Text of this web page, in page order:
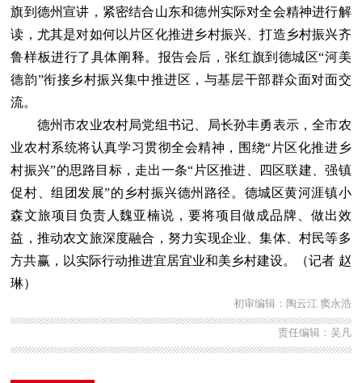
旗到德州宣讲，紧密结合山东和德州实际对全会精神进行解
读，尤其是对如何以片区化推进乡村振兴、打造乡村振兴齐
鲁样板进行了具体阐释。报告会后，张红旗到德城区“河美
德韵”衔接乡村振兴集中推进区，与基层干部群众面对面交
流。
德州市农业农村局党组书记、局长孙丰勇表示，全市农
业农村系统将认真学习贯彻全会精神，围绕“片区化推进乡
村振兴”的思路目标，走出一条“片区推进、四区联建、强镇
促村、组团发展”的乡村振兴德州路径。德城区黄河涯镇小
森文旅项目负责人魏亚楠说，要将项目做成品牌、做出效
益，推动农文旅深度融合，努力实现企业、集体、村民等多
方共赢，以实际行动推进宜居宜业和美乡村建设。（记者 赵
琳）
初审编辑：陶云江 窦永浩
责任编辑：吴凡